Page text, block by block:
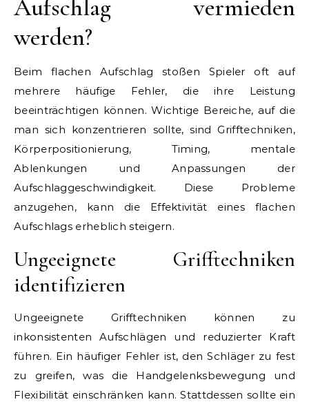
Aufschlag vermieden
werden?
Beim flachen Aufschlag stoßen Spieler oft auf
mehrere häufige Fehler, die ihre Leistung
beeinträchtigen können. Wichtige Bereiche, auf die
man sich konzentrieren sollte, sind Grifftechniken,
Körperpositionierung, Timing, mentale
Ablenkungen und Anpassungen der
Aufschlaggeschwindigkeit. Diese Probleme
anzugehen, kann die Effektivität eines flachen
Aufschlags erheblich steigern.
Ungeeignete Grifftechniken
identifizieren
Ungeeignete Grifftechniken können zu
inkonsistenten Aufschlägen und reduzierter Kraft
führen. Ein häufiger Fehler ist, den Schläger zu fest
zu greifen, was die Handgelenksbewegung und
Flexibilität einschränken kann. Stattdessen sollte ein